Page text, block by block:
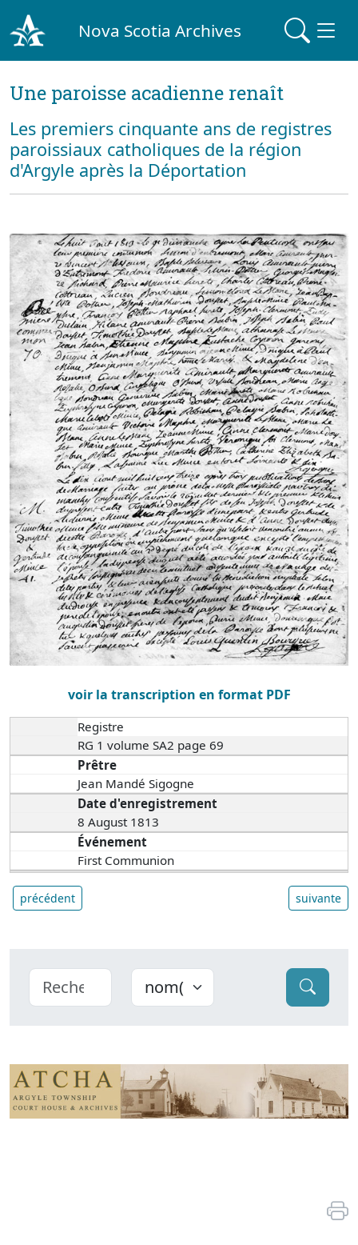
Nova Scotia Archives
Une paroisse acadienne renaît
Les premiers cinquante ans de registres
paroissiaux catholiques de la région
d'Argyle après la Déportation
voir la transcription en format PDF
Registre
RG 1 volume SA2 page 69
Prêtre
Jean Mandé Sigogne
Date d'enregistrement
8 August 1813
Événement
First Communion
précédent suivante